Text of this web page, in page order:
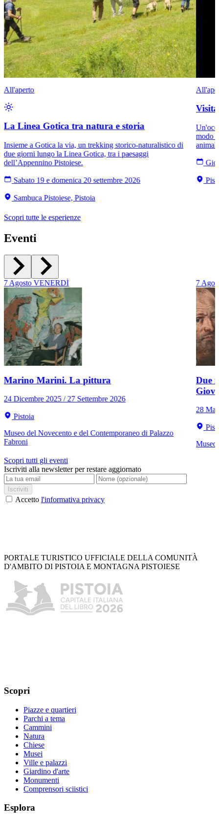
All'aperto
La Linea Gotica tra natura e storia
Insieme a Gotica la via, un trekking storico-naturalistico di
due giorni lungo la Linea Gotica, tra i paesaggi
dell’Appennino Pistoiese.
Sabato 19 e domenica 20 settembre 2026
Sambuca Pistoiese, Pistoia
modo
Scopri tutte le esperienze
Eventi
7Agosto VENERDÌ
Marino Marini. La pittura
24 Dicembre 2025 / 27 Settembre 2026
Pistoia
Museo del Novecento e del Contemporaneo di Palazzo
Fabroni
7
Due
28
Museo
Scopri tutti gli eventi
Iscriviti alla newsletter per restare aggiornato
Iscriviti
Accetto l'informativa privacy
PORTALE TURISTICO UFFICIALE DELLA COMUNITÀ
D'AMBITO DI PISTOIA E MONTAGNA PISTOIESE
Scopri
Piazze e quartieri
Parchi a tema
Cammini
Natura
Chiese
Musei
Ville e palazzi
Giardino d'arte
Monumenti
Comprensori sciistici
Esplora